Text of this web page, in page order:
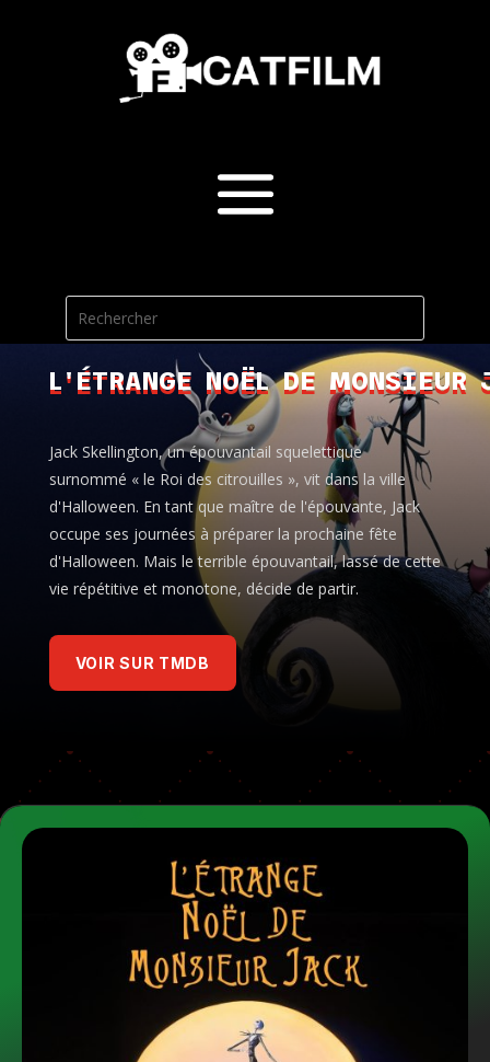
L'ÉTRANGE NOËL DE MONSIEUR
Jack Skellington, un épouvantail squelettique
surnommé « le Roi des citrouilles », vit dans la ville
d'Halloween. En tant que maître de l'épouvante, Jack
occupe ses journées à préparer la prochaine fête
d'Halloween. Mais le terrible épouvantail, lassé de cette
vie répétitive et monotone, décide de partir.
VOIR SUR TMDB